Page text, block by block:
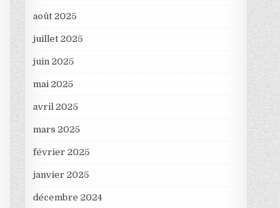
août 2025
juillet 2025
juin 2025
mai 2025
avril 2025
mars 2025
février 2025
janvier 2025
décembre 2024